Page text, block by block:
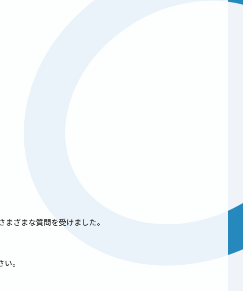
ざまな質問を受けました。
。